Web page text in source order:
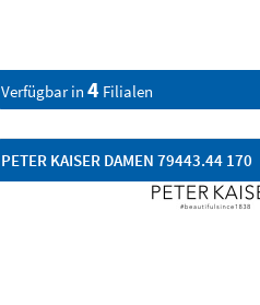
Verfügbar in 4 Filialen
PETER KAISER DAMEN 79443.44 170